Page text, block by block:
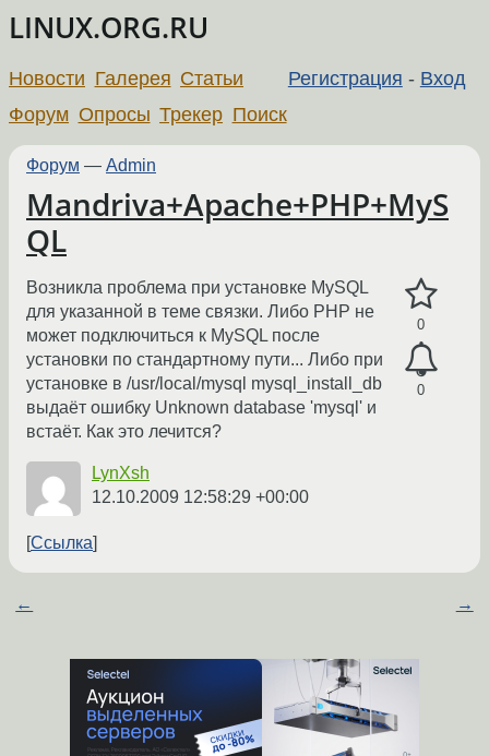
LINUX.ORG.RU
Регистрация - Вход
Новости Галерея Статьи
Форум Опросы Трекер Поиск
Форум — Admin
Mandriva+Apache+PHP+MyS
QL
0
0
Возникла проблема при установке MySQL
для указанной в теме связки. Либо PHP не
может подключиться к MySQL после
установки по стандартному пути... Либо при
установке в /usr/local/mysql mysql_install_db
выдаёт ошибку Unknown database 'mysql' и
встаёт. Как это лечится?
LynXsh
12.10.2009 12:58:29 +00:00
Ссылка
← →